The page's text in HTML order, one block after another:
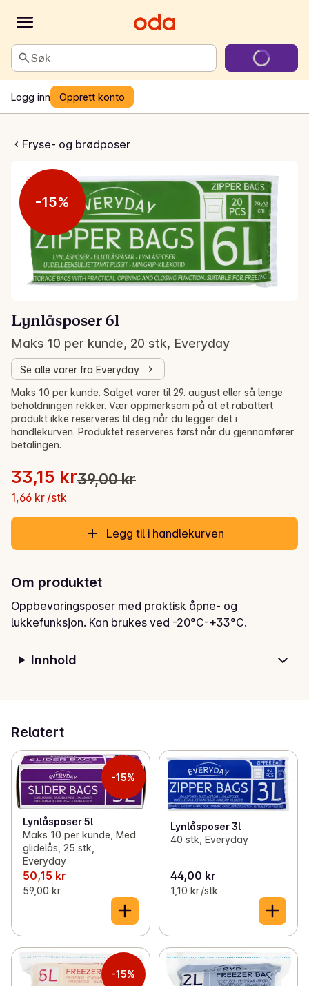
Søk
Logg inn Opprett konto
Fryse- og brødposer
6l
-15%
Lynlåsposer 6l
Maks 10 per kunde, 20 stk, Everyday
Se alle varer fra Everyday
Salg! -15%
Opprinnelig pris var: 39,00 kr
Gjeldende pris er: 33,15 kr
33,15 kr39,00 kr
1,66 kr /stk
Stykkpris: 1,66 kr /stk
Maks 10 per kunde. Salget varer til 29. august eller så lenge
beholdningen rekker. Vær oppmerksom på at et rabattert
produkt ikke reserveres til deg når du legger det i
handlekurven. Produktet reserveres først når du gjennomfører
betalingen.
Legg til i handlekurven
Om produktet
Oppbevaringsposer med praktisk åpne- og
lukkefunksjon. Kan brukes ved -20°C-+33°C.
Innhold
Relatert
-15%
Lynlåsposer 5l
Maks 10 per kunde, Med
glidelås, 25 stk,
Everyday
50,15 kr
59,00 kr
Lynlåsposer 3l
40 stk, Everyday
44,00 kr
1,10 kr /stk
-15%